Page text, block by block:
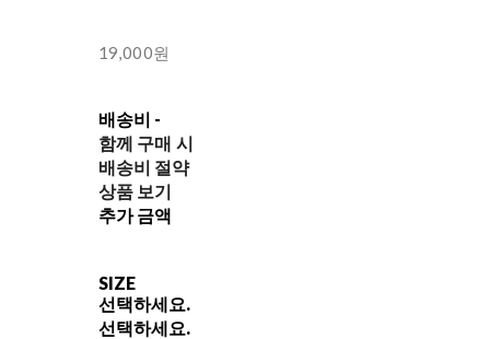
19,000원
배송비 -
함께 구매 시
배송비 절약
상품 보기
추가 금액
SIZE
선택하세요.
선택하세요.